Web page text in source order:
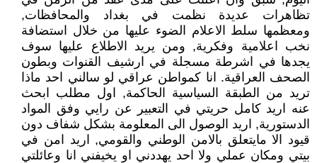
تظاهرات عديدة نظمت في بغداد والمحافظات,
ومعظمها سلط الاعلام الضوء عليها من خلال استضافة
نخب اعلامية وفكرية, ومن يريد الاطلاع عليها سوف
يجدها في اشرطة مسجلة في ارشيف القنوات وبطون
الصحف العراقية. انا كمواطن عراقي لو سالني احد ماذا
تريد من الطبقة السياسية الحاكمة, اول مطلب ابحث
عنه اريد كامل حريتي في التعبير عن رايي وفق المواد
الدستورية, اريد الوصول الى المعلومة بشكل شفاف دون
قيود الا مايتعلق بالامن الوطني والقومي, اريد امن في
بيتي ومكان عملي ولا احد يهددني او يخيفني انا وعائلتي